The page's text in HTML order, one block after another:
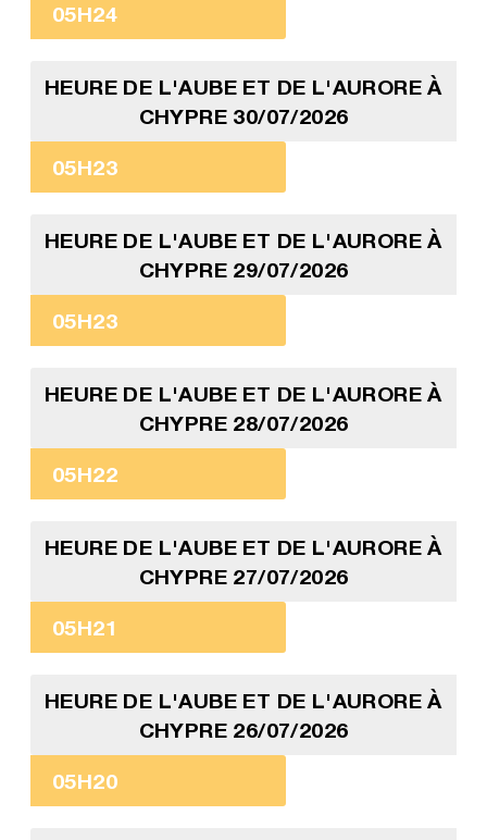
05H24
HEURE DE L'AUBE ET DE L'AURORE À
CHYPRE 30/07/2026
05H23
HEURE DE L'AUBE ET DE L'AURORE À
CHYPRE 29/07/2026
05H23
HEURE DE L'AUBE ET DE L'AURORE À
CHYPRE 28/07/2026
05H22
HEURE DE L'AUBE ET DE L'AURORE À
CHYPRE 27/07/2026
05H21
HEURE DE L'AUBE ET DE L'AURORE À
CHYPRE 26/07/2026
05H20